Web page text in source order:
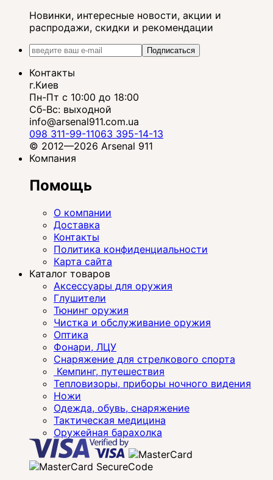
Новинки, интересные новости, акции и
распродажи, скидки и рекомендации
Подписаться
Контакты
г.Киев
Пн-Пт с 10:00 до 18:00
Сб-Вс: выходной
info@arsenal911.com.ua
098 311-99-11063 395-14-13
© 2012—2026 Arsenal 911
Компания
Помощь
О компании
Доставка
Контакты
Политика конфиденциальности
Карта сайта
Каталог товаров
Аксессуары для оружия
Глушители
Тюнинг оружия
Чистка и обслуживание оружия
Оптика
Фонари, ЛЦУ
Снаряжение для стрелкового спорта
Кемпинг, путешествия
Тепловизоры, приборы ночного видения
Ножи
Одежда, обувь, снаряжение
Тактическая медицина
Оружейная барахолка